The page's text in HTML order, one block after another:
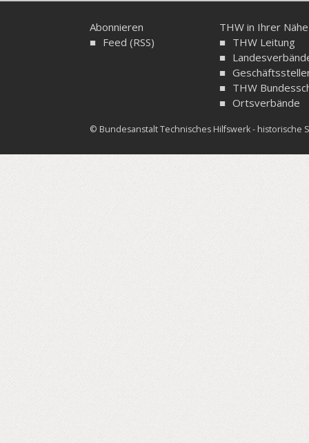
Abonnieren
Feed (RSS)
THW in Ihrer Nähe
THW Leitung
THW
Ortsverbände
© Bundesanstalt Technisches Hilfswerk - historische